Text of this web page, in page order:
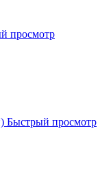
просмотр
Быстрый просмотр